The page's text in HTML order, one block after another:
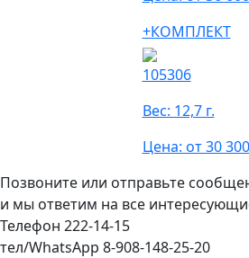
+КОМПЛЕКТ
105306
Вес: 12,7 г.
Цена: от 30
Позвоните или отправьте
и мы ответим на все
Телефон 222-14-15
тел/WhatsApp 8-908-148-25-20